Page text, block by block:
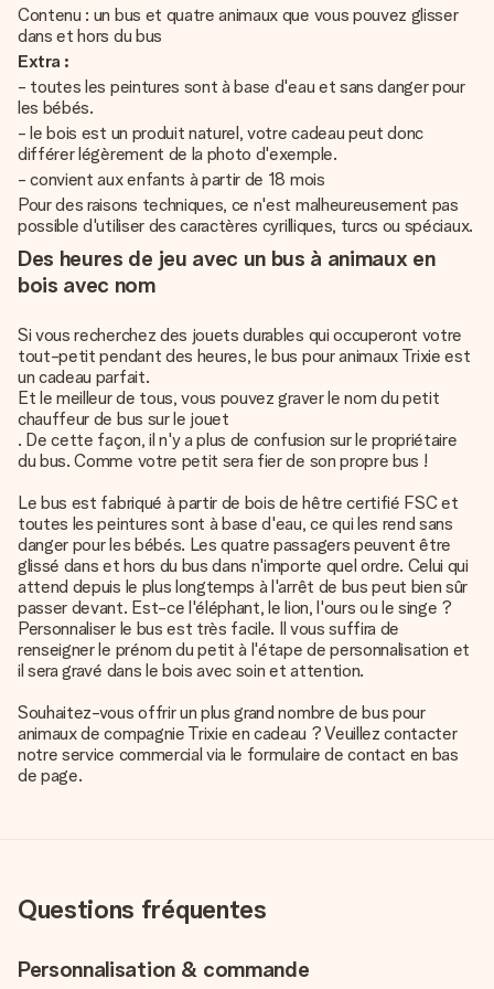
Contenu : un bus et quatre animaux que vous pouvez glisser
dans et hors du bus
Extra :
- toutes les peintures sont à base d'eau et sans danger pour
les bébés.
- le bois est un produit naturel, votre cadeau peut donc
différer légèrement de la photo d'exemple.
- convient aux enfants à partir de 18 mois
Pour des raisons techniques, ce n'est malheureusement pas
possible d'utiliser des caractères cyrilliques, turcs ou spéciaux.
Des heures de jeu avec un bus à animaux en
bois avec nom
Si vous recherchez des jouets durables qui occuperont votre
tout-petit pendant des heures, le bus pour animaux Trixie est
un cadeau parfait.
Et le meilleur de tous, vous pouvez graver le nom du petit
chauffeur de bus sur le jouet
. De cette façon, il n'y a plus de confusion sur le propriétaire
du bus. Comme votre petit sera fier de son propre bus !
Le bus est fabriqué à partir de bois de hêtre certifié FSC et
toutes les peintures sont à base d'eau, ce qui les rend sans
danger pour les bébés. Les quatre passagers peuvent être
glissé dans et hors du bus dans n'importe quel ordre. Celui qui
attend depuis le plus longtemps à l'arrêt de bus peut bien sûr
passer devant. Est-ce l'éléphant, le lion, l'ours ou le singe ?
Personnaliser le bus est très facile. Il vous suffira de
renseigner le prénom du petit à l'étape de personnalisation et
il sera gravé dans le bois avec soin et attention.
Souhaitez-vous offrir un plus grand nombre de bus pour
animaux de compagnie Trixie en cadeau ? Veuillez contacter
notre service commercial via le formulaire de contact en bas
de page.
Questions fréquentes
Personnalisation & commande